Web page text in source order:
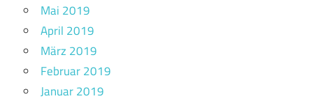
Mai 2019
April 2019
März 2019
Februar 2019
Januar 2019